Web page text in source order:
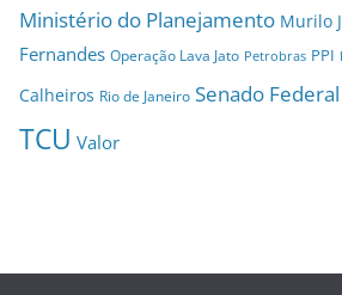
Ministério do Planejamento Murilo
Fernandes Operação Lava Jato Petrobras PPI
Calheiros Rio de Janeiro Senado Federal
TCU Valor